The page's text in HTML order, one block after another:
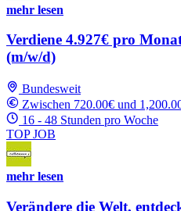
mehr lesen
Verdiene 4.927€ pro
(m/w/d)
Bundesweit
Zwischen 720.00€ und
16 - 48 Stunden pro Woche
TOP JOB
mehr lesen
Verändere die Welt,